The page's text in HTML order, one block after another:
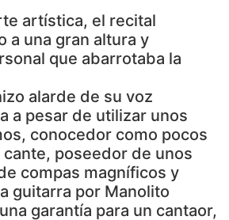
artística, el recital
a una gran altura y
que abarrotaba la
alarde de su voz
a pesar de utilizar unos
conocedor como pocos
poseedor de unos
compas magníficos y
guitarra por Manolito
garantía para un cantaor,